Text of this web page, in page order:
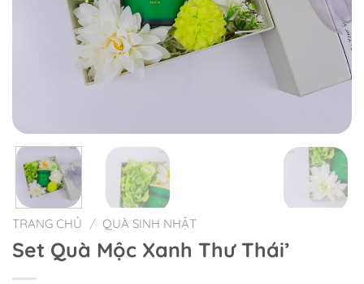
TRANG CHỦ / QUÀ SINH NHẬT
Set Quà Mộc Xanh Thư Thái’